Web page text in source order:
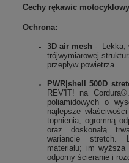
Cechy rękawic
Ochrona:
3D air mesh - Lekka,
trójwymiarowej
przepływ powietrza.
PWR|shell 500D
REV'IT! na
poliamidowych o
najlepsze
topnienia, ogromną
oraz doskonałą
wariancie stretch.
materiału; im
odporny ścieranie i